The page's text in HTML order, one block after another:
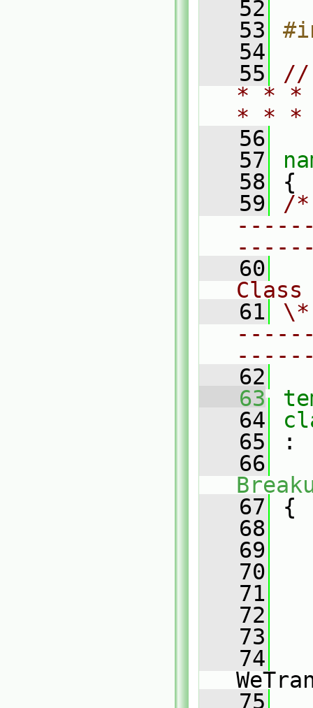
   52
   53
   54
   55
//
* * *
* *
   56
   57
   58
{
   59
/
   60
Class
   61
   62
   63
   64
   65
:
   66
   67
{
   68
   69
   70
   71
   72
   73
   74
   75